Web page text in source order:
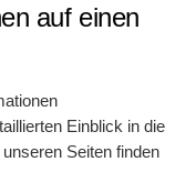
auf einen
Einblick in die
Seiten finden